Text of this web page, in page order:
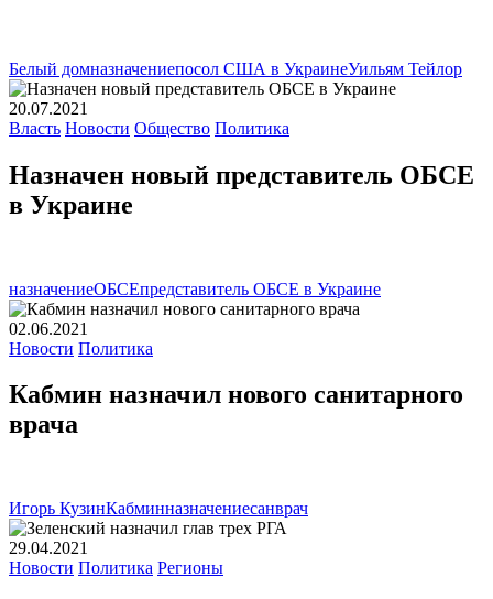
Белый домназначениепосол США в УкраинеУильям Тейлор
20.07.2021
Власть Новости Общество Политика
Назначен новый представитель ОБСЕ
в Украине
назначениеОБСЕпредставитель ОБСЕ в Украине
02.06.2021
Новости Политика
Кабмин назначил нового санитарного
врача
Игорь КузинКабминназначениесанврач
29.04.2021
Новости Политика Регионы